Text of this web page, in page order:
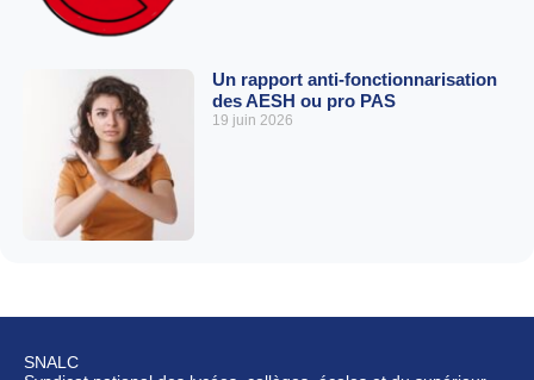
Un rapport anti-fonctionnarisation
des AESH ou pro PAS
19 juin 2026
SNALC